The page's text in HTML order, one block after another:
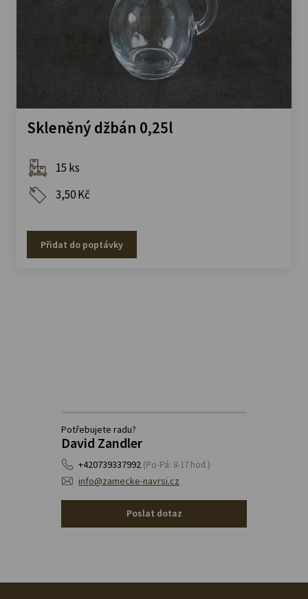
Skleněný džbán 0,25l
15 ks
3,50 Kč
Přidat do poptávky
Potřebujete radu?
David Zandler
+420739337992 (Po-Pá: 8-17 hod.)
info@zamecke-navrsi.cz
Poslat dotaz